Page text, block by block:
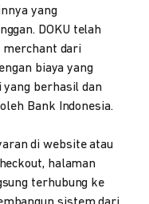
yang
DOKU telah
merchant dari
biaya yang
berhasil dan
Bank Indonesia.
di website atau
halaman
terhubung ke